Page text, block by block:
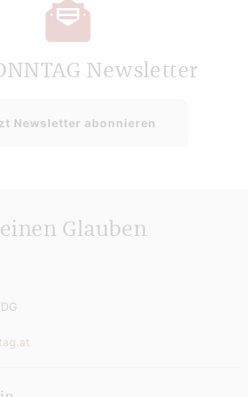
Newsletter
Newsletter abonnieren
Glauben